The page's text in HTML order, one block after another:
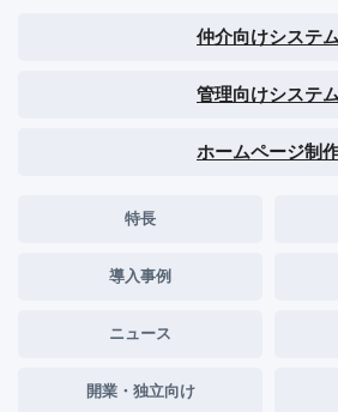
仲介向けシステム
管理向けシステム
ホームページ制
特長
導入事例
ニュース
開業・独立向け